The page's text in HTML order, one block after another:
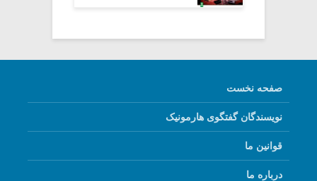
صفحه نخست
نویسندگان گفتگوی هارمونیک
قوانین ما
درباره ما